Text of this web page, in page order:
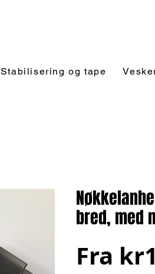
Stabilisering og tape
bred, med
Fra